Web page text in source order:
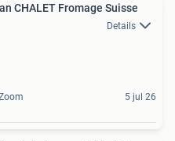
Speldje van CHALET Fromage Suisse
Details
5 jul 26